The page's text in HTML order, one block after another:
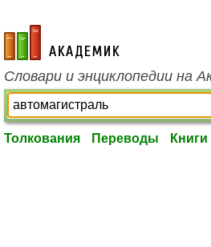
academic.ru
Словари и энциклопедии на
Толкования Переводы Книги